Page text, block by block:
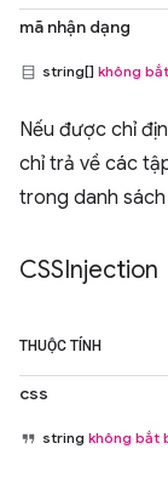
mã nhận dạng
string[] không
Nếu được chỉ
chỉ trả về các
trong danh sách
CSSInjection
THUỘC TÍNH
css
string không bắt